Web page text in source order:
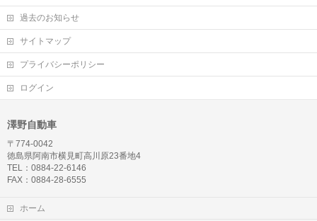
過去のお知らせ
サイトマップ
プライバシーポリシー
ログイン
澤野自動車
〒774-0042
徳島県阿南市横見町高川原23番地4
TEL：0884-22-6146
FAX：0884-28-6555
ホーム